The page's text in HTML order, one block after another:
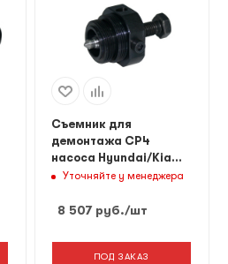
Съемник для
демонтажа СР4
насоса Hyundai/Kia
Santa Fe/Sportage
Уточняйте у менеджера
8 507руб./шт
ПОД ЗАКАЗ